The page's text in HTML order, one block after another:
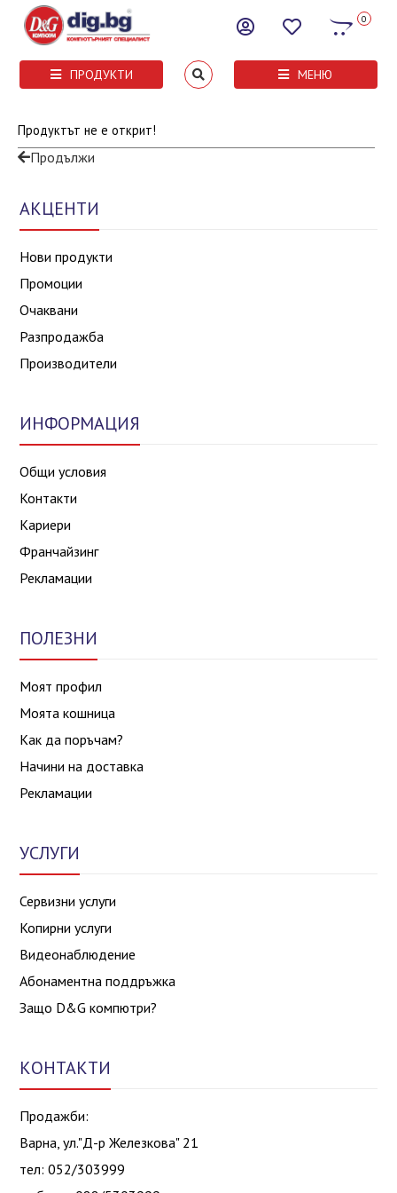
0
ПРОДУКТИ МЕНЮ
Продуктът не е открит!
Продължи
АКЦЕНТИ
Нови продукти
Промоции
Очаквани
Разпродажба
Производители
ИНФОРМАЦИЯ
Общи условия
Контакти
Кариери
Франчайзинг
Рекламации
ПОЛЕЗНИ
Моят профил
Моята кошница
Как да поръчам?
Начини на доставка
Рекламации
УСЛУГИ
Сервизни услуги
Копирни услуги
Видеонаблюдение
Абонаментна поддръжка
Защо D&G компютри?
КОНТАКТИ
Продажби:
Варна, ул."Д-р Железкова" 21
тел: 052/303999